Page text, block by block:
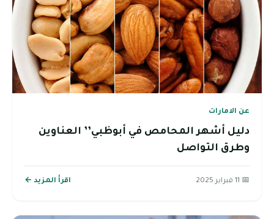
عن الامارات
دليل أشهر المحامص في أبوظبي’’ العناوين
وطرق التواصل
📅 11 فبراير 2025 اقرأ المزيد ←